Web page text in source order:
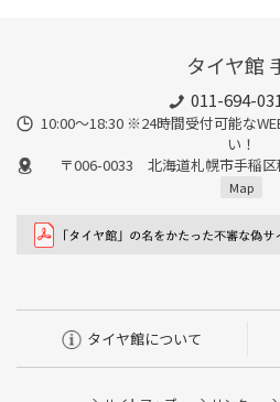
タイヤ館
011-694-
10:00～18:30 ※24時間受付可能な
い！
〒006-0033 北海道札幌市手稲区
Map
タイヤ館について